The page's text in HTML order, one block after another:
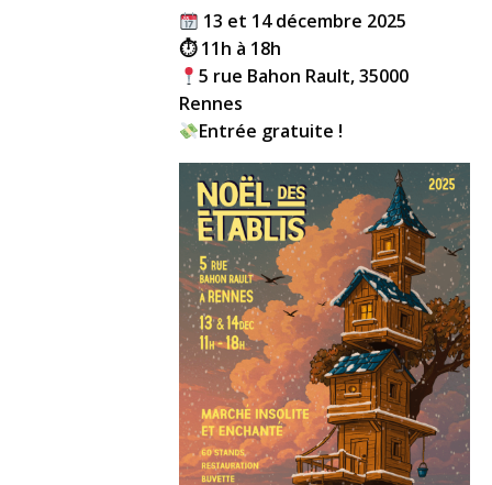
13 et 14 décembre 2025
⏱ 11h à 18h
5 rue Bahon Rault, 35000
Rennes
Entrée gratuite !